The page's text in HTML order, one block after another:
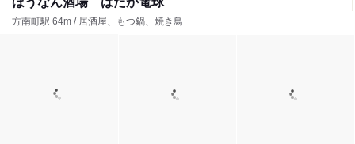
方南町駅 64m / 居酒屋、もつ鍋、焼き鳥